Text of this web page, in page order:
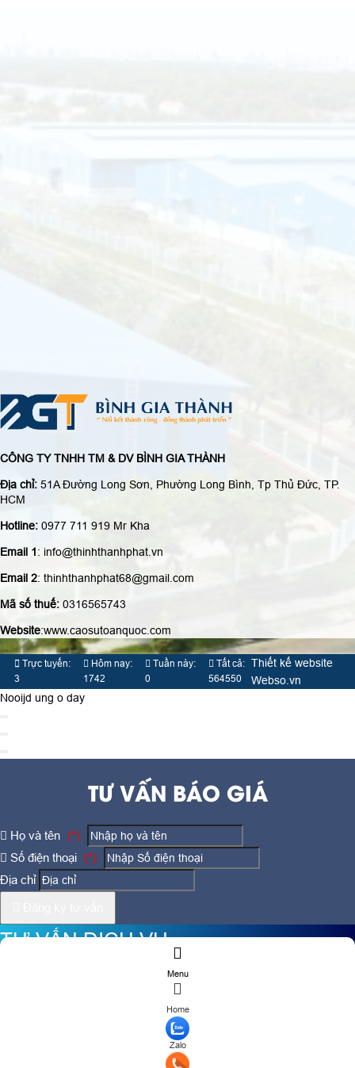
CÔNG TY TNHH TM & DV BÌNH GIA THÀNH
Địa chỉ: 51A Đường Long Sơn, Phường Long Bình, Tp Thủ Đức, TP.
HCM
Hotline: 0977 711 919 Mr Kha
Email 1: info@thinhthanhphat.vn
Email 2: thinhthanhphat68@gmail.com
Mã số thuế: 0316565743
Website:www.caosutoanquoc.com
Trực tuyến:
3
Hôm nay:
1742
Tuần này:
0
Tất cả:
564550
Thiết kế website
Webso.vn
Menu
Home
Zalo
Nooijd ung o day
TƯ VẤN BÁO GIÁ
Họ và tên (*)
Số điện thoại (*)
Địa chỉ
TƯ VẤN DỊCH VỤ